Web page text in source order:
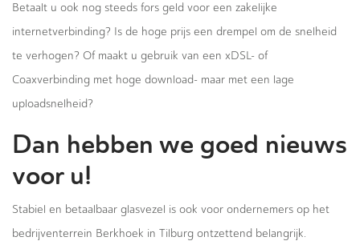
Betaalt u ook nog steeds fors geld voor een zakelijke
internetverbinding? Is de hoge prijs een drempel om de snelheid
te verhogen? Of maakt u gebruik van een xDSL- of
Coaxverbinding met hoge download- maar met een lage
uploadsnelheid?
Dan hebben we goed nieuws
voor u!
Stabiel en betaalbaar glasvezel is ook voor ondernemers op het
bedrijventerrein Berkhoek in Tilburg ontzettend belangrijk.